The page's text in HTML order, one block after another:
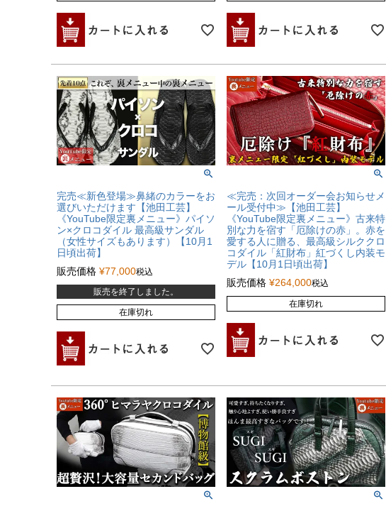
完売≪新色登場≫鼻緒のカラーをお
選びいただけます【池田工芸】
《YouTube限定裏メニュー》パイソ
ン×クロコダイル 最高級サンダル
（女性サイズもあります）【10月1
日頃出荷】
販売価格 ¥77,000税込
販売を終了しました。
在庫切れ
≪完売：次回オーダー会お知らせメ
ール受付中≫【池田工芸】
《YouTube限定裏メニュー》古来特
別な力を宿す「厄除けの赤」。赤を
愛する人に贈る、最高級シルククロ
コダイル「紅財布」紅づくし内装モ
デル【10月1日頃出荷】
販売価格 ¥264,000税込
在庫切れ